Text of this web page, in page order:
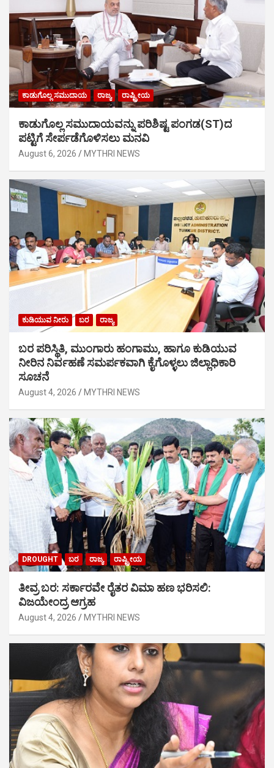
ಕಾಡುಗೊಲ್ಲ ಸಮುದಾಯ ರಾಜ್ಯ ರಾಷ್ಟ್ರೀಯ
ಕಾಡುಗೊಲ್ಲ ಸಮುದಾಯವನ್ನು ಪರಿಶಿಷ್ಟ ಪಂಗಡ(ST)ದ
ಪಟ್ಟಿಗೆ ಸೇರ್ಪಡೆಗೊಳಿಸಲು ಮನವಿ
August 6, 2026 MYTHRI NEWS
ಕುಡಿಯುವ ನೀರು ಬರ ರಾಜ್ಯ
ಬರ ಪರಿಸ್ಥಿತಿ, ಮುಂಗಾರು ಹಂಗಾಮು, ಹಾಗೂ ಕುಡಿಯುವ
ನೀರಿನ ನಿರ್ವಹಣೆ ಸಮರ್ಪಕವಾಗಿ ಕೈಗೊಳ್ಳಲು ಜಿಲ್ಲಾಧಿಕಾರಿ
ಸೂಚನೆ
August 4, 2026 MYTHRI NEWS
DROUGHT ಬರ ರಾಜ್ಯ ರಾಷ್ಟ್ರೀಯ
ತೀವ್ರ ಬರ: ಸರ್ಕಾರವೇ ರೈತರ ವಿಮಾ ಹಣ ಭರಿಸಲಿ:
ವಿಜಯೇಂದ್ರ ಆಗ್ರಹ
August 4, 2026 MYTHRI NEWS